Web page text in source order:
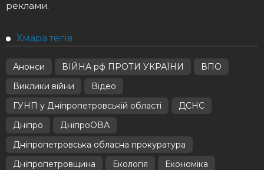
реклами.
Хмара тегів
Анонси ВІЙНА рф ПРОТИ УКРАЇНИ
ВПО
Виклики війни
Відео
ГУНП у Дніпропетровській області
ДСНС
Дніпро
ДніпроОВА
Дніпропетровська обласна прокуратура
Дніпропетровщина
Екологія
Економіка